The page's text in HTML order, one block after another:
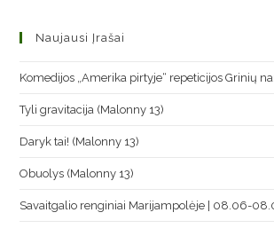
Naujausi Įrašai
Komedijos „Amerika pirtyje“ repeticijos Grinių
Tyli gravitacija (Malonny 13)
Daryk tai! (Malonny 13)
Obuolys (Malonny 13)
Savaitgalio renginiai Marijampolėje | 08.06-